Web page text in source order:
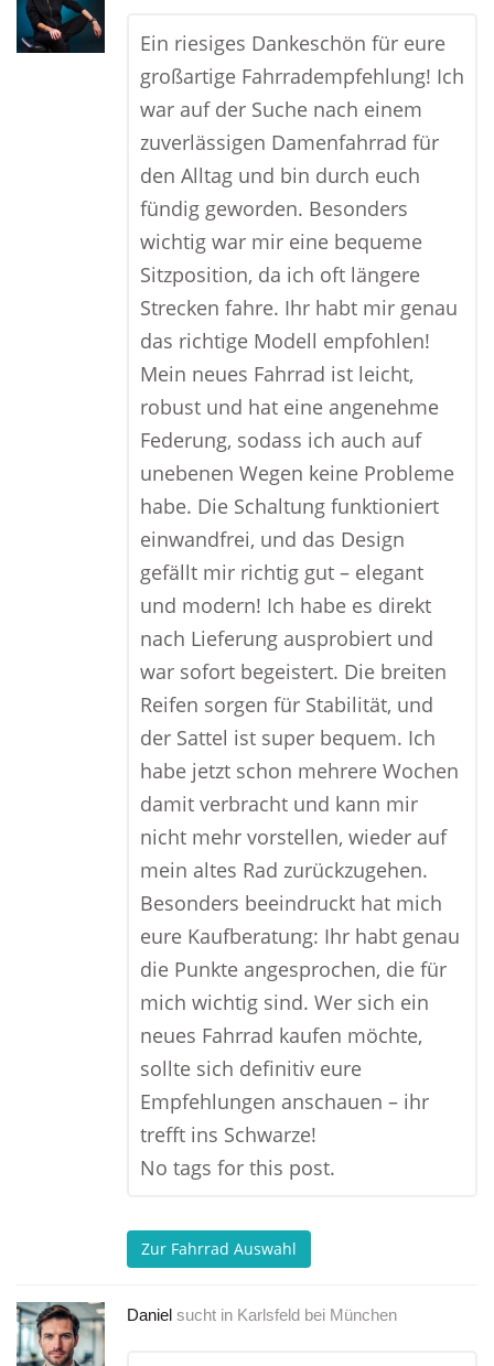
Ein riesiges Dankeschön für eure
großartige Fahrradempfehlung! Ich
war auf der Suche nach einem
zuverlässigen Damenfahrrad für
den Alltag und bin durch euch
fündig geworden. Besonders
wichtig war mir eine bequeme
Sitzposition, da ich oft längere
Strecken fahre. Ihr habt mir genau
das richtige Modell empfohlen!
Mein neues Fahrrad ist leicht,
robust und hat eine angenehme
Federung, sodass ich auch auf
unebenen Wegen keine Probleme
habe. Die Schaltung funktioniert
einwandfrei, und das Design
gefällt mir richtig gut – elegant
und modern! Ich habe es direkt
nach Lieferung ausprobiert und
war sofort begeistert. Die breiten
Reifen sorgen für Stabilität, und
der Sattel ist super bequem. Ich
habe jetzt schon mehrere Wochen
damit verbracht und kann mir
nicht mehr vorstellen, wieder auf
mein altes Rad zurückzugehen.
Besonders beeindruckt hat mich
eure Kaufberatung: Ihr habt genau
die Punkte angesprochen, die für
mich wichtig sind. Wer sich ein
neues Fahrrad kaufen möchte,
sollte sich definitiv eure
Empfehlungen anschauen – ihr
trefft ins Schwarze!
No tags for this post.
Zur Fahrrad Auswahl
Daniel sucht in Karlsfeld bei München